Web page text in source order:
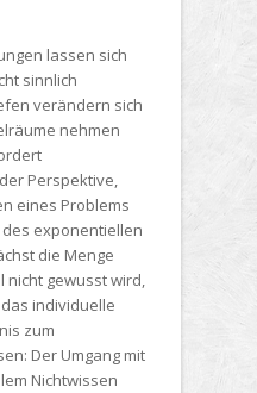
lassen sich
sinnlich
verändern sich
nehmen
Perspektive,
eines Problems
exponentiellen
die Menge
nicht gewusst wird,
individuelle
zum
Der Umgang mit
Nichtwissen